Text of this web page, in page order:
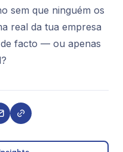
sem que ninguém os
real da tua empresa
facto — ou apenas